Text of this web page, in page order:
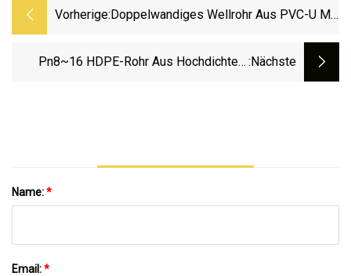
Vorherige: Doppelwandiges Wellrohr Aus PVC-U Mit
Entwässerung
Pn8~16 HDPE-Rohr Aus Hochdichtem :nächste
Name:*
Email:*